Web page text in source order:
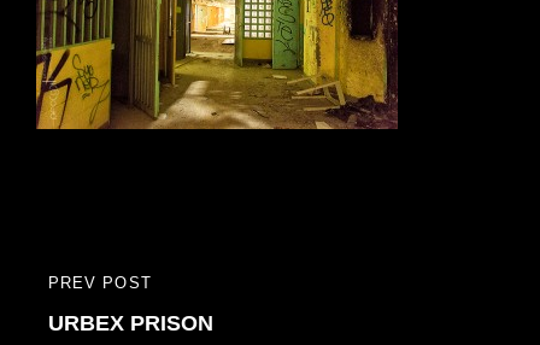
Bericht
navigatie
PREVIOUS
POST
PREV POST
URBEX PRISON